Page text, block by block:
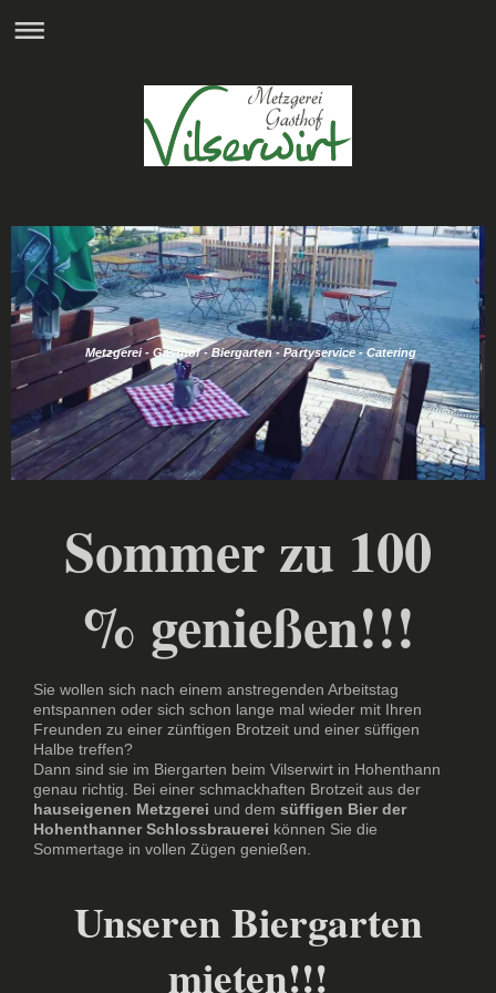
Metzgerei - Gasthof - Biergarten - Partyservice - Catering
Sommer zu 100
% genießen!!!
Sie wollen sich nach einem anstregenden Arbeitstag
entspannen oder sich schon lange mal wieder mit Ihren
Freunden zu einer zünftigen Brotzeit und einer süffigen
Halbe treffen?
Dann sind sie im Biergarten beim Vilserwirt in Hohenthann
genau richtig. Bei einer schmackhaften Brotzeit aus der
hauseigenen Metzgerei und dem süffigen Bier der
Hohenthanner Schlossbrauerei können Sie die
Sommertage in vollen Zügen genießen.
Unseren Biergarten
mieten!!!